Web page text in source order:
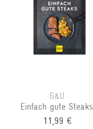
G&U
Einfach gute Steaks
11,99 €